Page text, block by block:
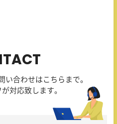
い合わせはこちらまで。
対応致します。